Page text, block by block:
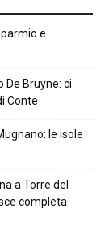
e
De Bruyne: ci
Conte
le isole
a Torre del
completa